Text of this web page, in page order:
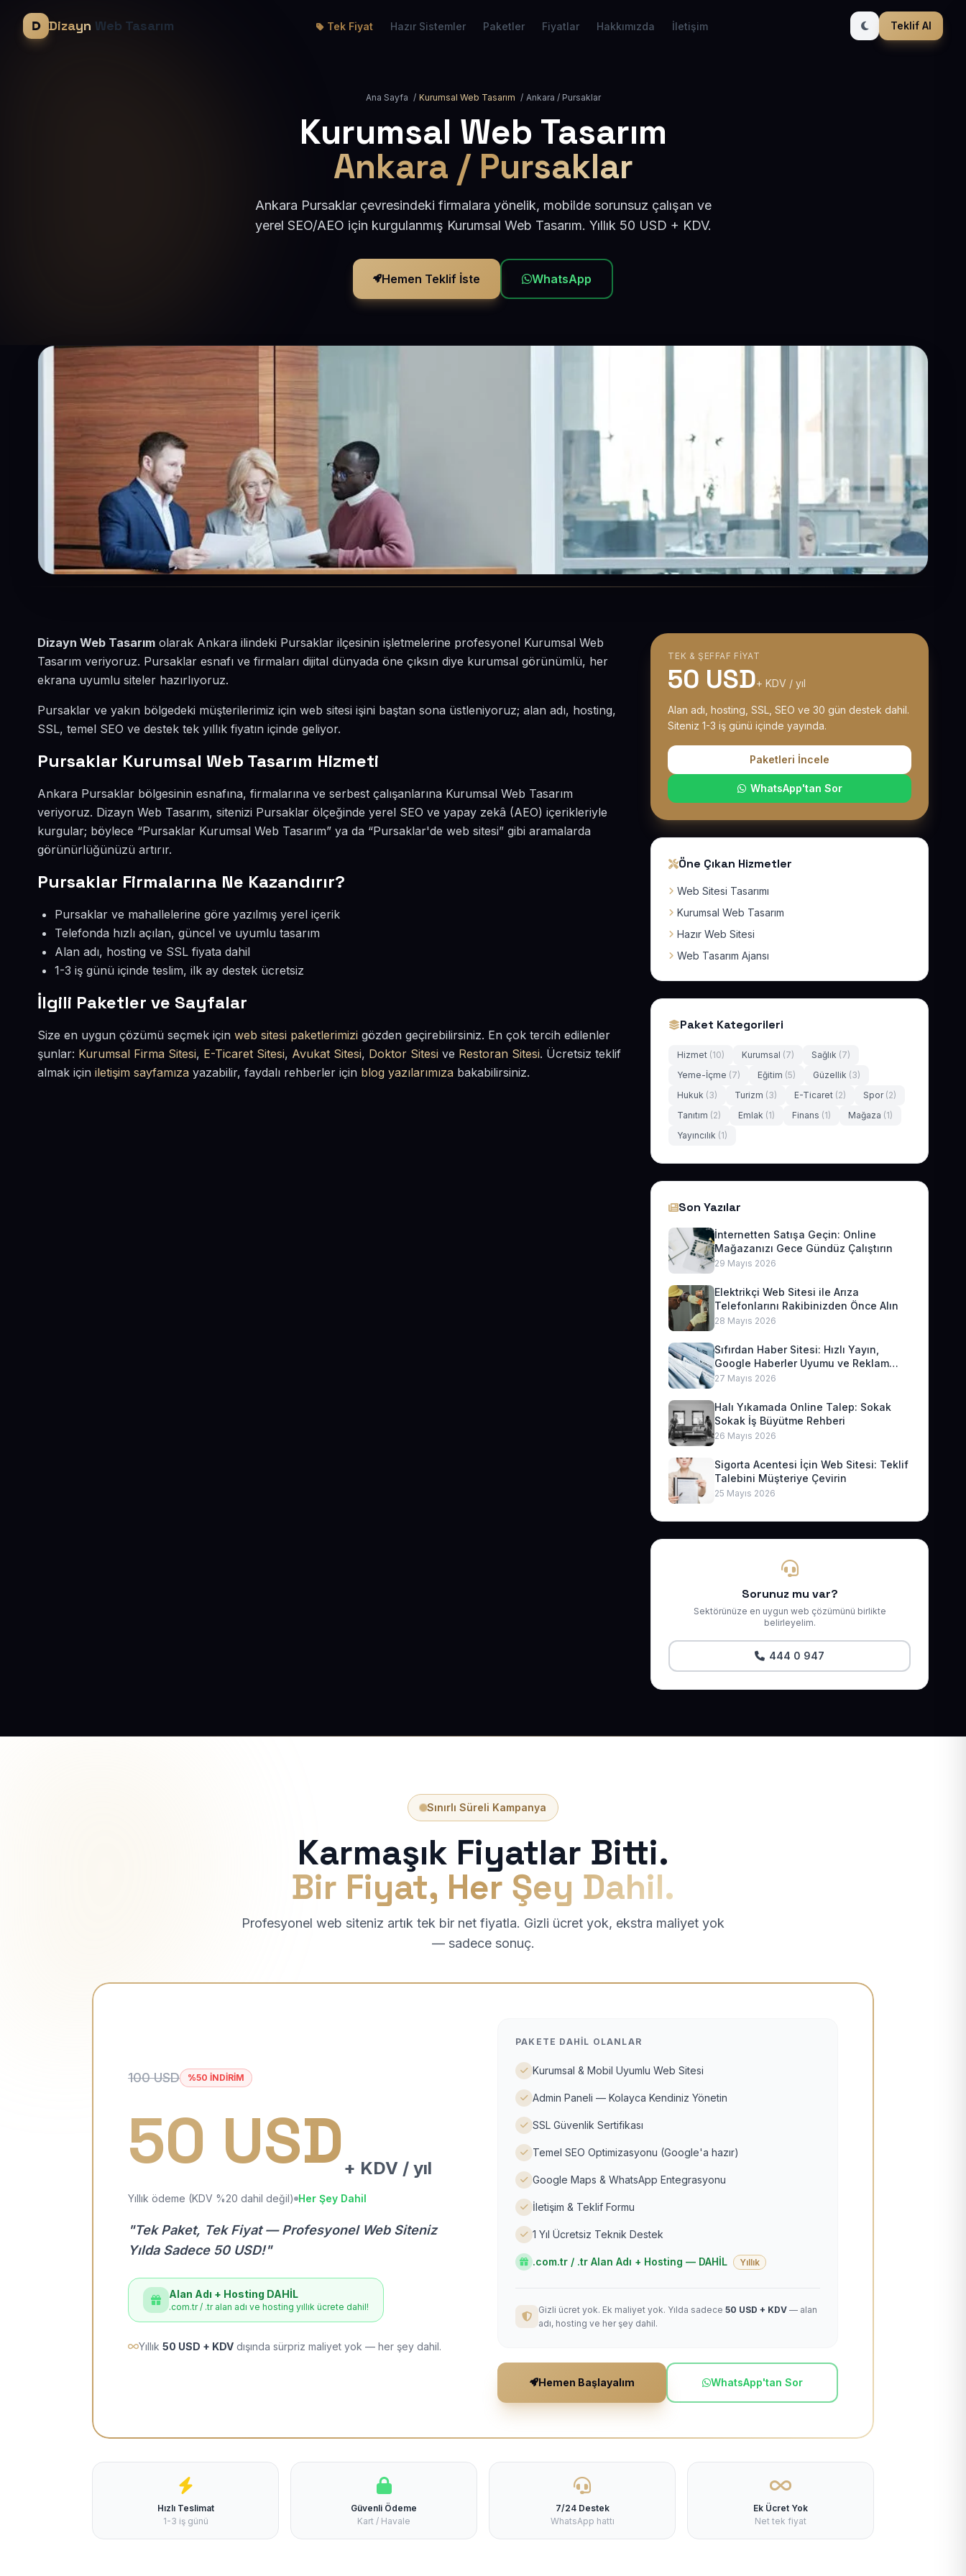
Dizayn Web Tasarım Tek Fiyat Hazır Sistemler Paketler Fiyatlar Hakkımızda İletişim Teklif Al
Ana Sayfa / Kurumsal Web Tasarım / Ankara / Pursaklar
Kurumsal Web Tasarım
Ankara / Pursaklar
Ankara Pursaklar çevresindeki firmalara yönelik, mobilde sorunsuz çalışan ve
yerel SEO/AEO için kurgulanmış Kurumsal Web Tasarım. Yıllık 50 USD + KDV.
Hemen Teklif İste WhatsApp
Dizayn Web Tasarım olarak Ankara ilindeki Pursaklar ilçesinin işletmelerine profesyonel Kurumsal Web
Tasarım veriyoruz. Pursaklar esnafı ve firmaları dijital dünyada öne çıksın diye kurumsal görünümlü, her
ekrana uyumlu siteler hazırlıyoruz.
Pursaklar ve yakın bölgedeki müşterilerimiz için web sitesi işini baştan sona üstleniyoruz; alan adı, hosting,
SSL, temel SEO ve destek tek yıllık fiyatın içinde geliyor.
Pursaklar Kurumsal Web Tasarım Hizmeti
Ankara Pursaklar bölgesinin esnafına, firmalarına ve serbest çalışanlarına Kurumsal Web Tasarım
veriyoruz. Dizayn Web Tasarım, sitenizi Pursaklar ölçeğinde yerel SEO ve yapay zekâ (AEO) içerikleriyle
kurgular; böylece “Pursaklar Kurumsal Web Tasarım” ya da “Pursaklar'de web sitesi” gibi aramalarda
görünürlüğünüzü artırır.
Pursaklar Firmalarına Ne Kazandırır?
Pursaklar ve mahallelerine göre yazılmış yerel içerik
Telefonda hızlı açılan, güncel ve uyumlu tasarım
Alan adı, hosting ve SSL fiyata dahil
1-3 iş günü içinde teslim, ilk ay destek ücretsiz
İlgili Paketler ve Sayfalar
Size en uygun çözümü seçmek için web sitesi paketlerimizi gözden geçirebilirsiniz. En çok tercih edilenler
şunlar: Kurumsal Firma Sitesi, E-Ticaret Sitesi, Avukat Sitesi, Doktor Sitesi ve Restoran Sitesi. Ücretsiz teklif
almak için iletişim sayfamıza yazabilir, faydalı rehberler için blog yazılarımıza bakabilirsiniz.
TEK & ŞEFFAF FIYAT
50 USD+ KDV / yıl
Alan adı, hosting, SSL, SEO ve 30 gün destek dahil.
Siteniz 1-3 iş günü içinde yayında.
Paketleri İncele
WhatsApp'tan Sor
Öne Çıkan Hizmetler
Web Sitesi Tasarımı
Kurumsal Web Tasarım
Hazır Web Sitesi
Web Tasarım Ajansı
Paket Kategorileri
Hizmet (10) Kurumsal (7) Sağlık (7)
Yeme-İçme (7) Eğitim (5) Güzellik (3)
Hukuk (3) Turizm (3) E-Ticaret (2) Spor (2)
Tanıtım (2) Emlak (1) Finans (1) Mağaza (1)
Yayıncılık (1)
Son Yazılar
İnternetten Satışa Geçin: Online
Mağazanızı Gece Gündüz Çalıştırın
29 Mayıs 2026
Elektrikçi Web Sitesi ile Arıza
Telefonlarını Rakibinizden Önce Alın
28 Mayıs 2026
Sıfırdan Haber Sitesi: Hızlı Yayın,
Google Haberler Uyumu ve Reklam
Geliri
27 Mayıs 2026
Halı Yıkamada Online Talep: Sokak
Sokak İş Büyütme Rehberi
26 Mayıs 2026
Sigorta Acentesi İçin Web Sitesi: Teklif
Talebini Müşteriye Çevirin
25 Mayıs 2026
Sorunuz mu var?
Sektörünüze en uygun web çözümünü birlikte
belirleyelim.
444 0 947
Sınırlı Süreli Kampanya
Karmaşık Fiyatlar Bitti.
Bir Fiyat, Her Şey Dahil.
Profesyonel web siteniz artık tek bir net fiyatla. Gizli ücret yok, ekstra maliyet yok
— sadece sonuç.
100 USD %50 İNDİRİM
50 USD + KDV / yıl
Yıllık ödeme (KDV %20 dahil değil) Her Şey Dahil
"Tek Paket, Tek Fiyat — Profesyonel Web Siteniz
Yılda Sadece 50 USD!"
Alan Adı + Hosting DAHİL
.com.tr / .tr alan adı ve hosting yıllık ücrete dahil!
Yıllık 50 USD + KDV dışında sürpriz maliyet yok — her şey dahil.
PAKETE DAHIL OLANLAR
Kurumsal & Mobil Uyumlu Web Sitesi
Admin Paneli — Kolayca Kendiniz Yönetin
SSL Güvenlik Sertifikası
Temel SEO Optimizasyonu (Google'a hazır)
Google Maps & WhatsApp Entegrasyonu
İletişim & Teklif Formu
1 Yıl Ücretsiz Teknik Destek
.com.tr / .tr Alan Adı + Hosting — DAHİL Yıllık
Gizli ücret yok. Ek maliyet yok. Yılda sadece 50 USD + KDV — alan
adı, hosting ve her şey dahil.
Hemen Başlayalım WhatsApp'tan Sor
Hızlı Teslimat
1-3 iş günü
Güvenli Ödeme
Kart / Havale
7/24 Destek
WhatsApp hattı
Ek Ücret Yok
Net tek fiyat